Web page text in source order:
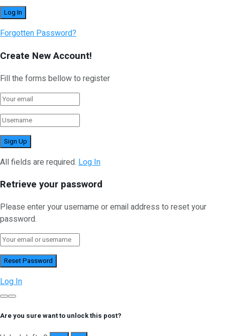
Forgotten Password?
Create New Account!
Fill the forms bellow to register
All fields are required. Log In
Retrieve your password
Please enter your username or email address to reset your
password.
Log In
Are you sure want to unlock this post?